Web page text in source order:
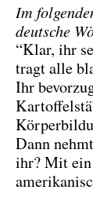
Im
deutsche
“Klar, ihr
tragt alle
Ihr
Dann
ihr? Mit ein